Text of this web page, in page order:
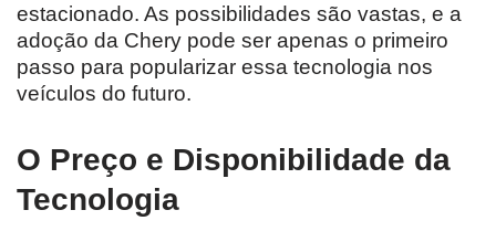
estacionado. As possibilidades são vastas, e a
adoção da Chery pode ser apenas o primeiro
passo para popularizar essa tecnologia nos
veículos do futuro.
O Preço e Disponibilidade da
Tecnologia